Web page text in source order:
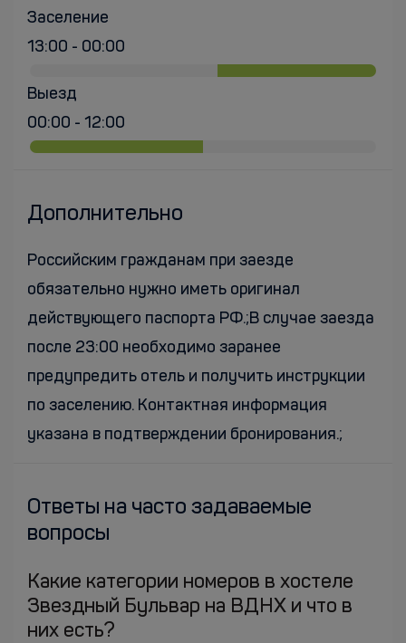
Заселение
13:00 - 00:00
Выезд
00:00 - 12:00
Дополнительно
Российским гражданам при заезде
обязательно нужно иметь оригинал
действующего паспорта РФ.;В случае заезда
после 23:00 необходимо заранее
предупредить отель и получить инструкции
по заселению. Контактная информация
указана в подтверждении бронирования.;
Ответы на часто задаваемые
вопросы
Какие категории номеров в хостеле
Звездный Бульвар на ВДНХ и что в
них есть?